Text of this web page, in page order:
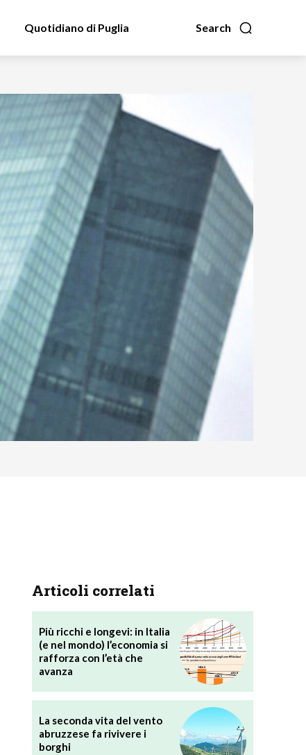
Search
Quotidiano di Puglia
Articoli correlati
Più ricchi e longevi: in Italia
(e nel mondo) l’economia si
rafforza con l’età che
avanza
La seconda vita del vento
abruzzese fa rivivere i
borghi